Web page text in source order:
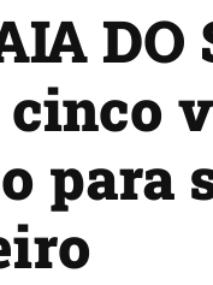
DO
para